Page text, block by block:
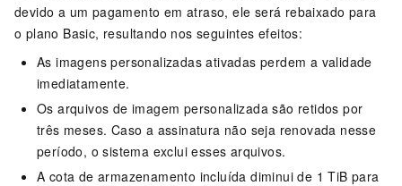
devido a um pagamento em atraso, ele será rebaixado para
o plano Basic, resultando nos seguintes efeitos:
As imagens personalizadas ativadas perdem a validade
imediatamente.
Os arquivos de imagem personalizada são retidos por
três meses. Caso a assinatura não seja renovada nesse
período, o sistema exclui esses arquivos.
A cota de armazenamento incluída diminui de 1 TiB para